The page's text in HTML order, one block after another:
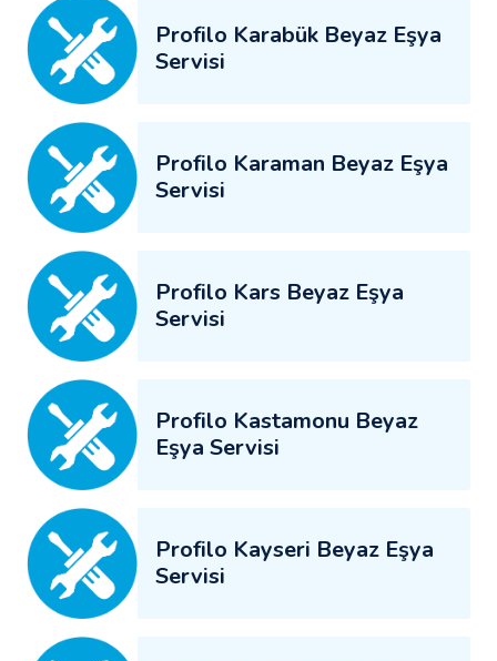
Profilo Karabük Beyaz Eşya
Servisi
Profilo Karaman Beyaz Eşya
Servisi
Profilo Kars Beyaz Eşya
Servisi
Profilo Kastamonu Beyaz
Eşya Servisi
Profilo Kayseri Beyaz Eşya
Servisi